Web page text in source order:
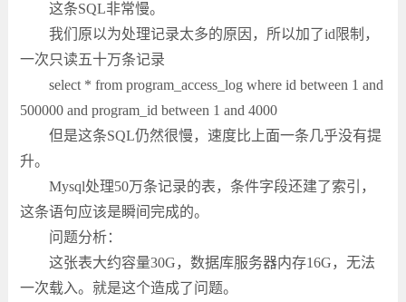
这条SQL非常慢。
我们原以为处理记录太多的原因，所以加了id限制，
一次只读五十万条记录
select * from program_access_log where id between 1 and
500000 and program_id between 1 and 4000
但是这条SQL仍然很慢，速度比上面一条几乎没有提
升。
Mysql处理50万条记录的表，条件字段还建了索引，
这条语句应该是瞬间完成的。
问题分析：
这张表大约容量30G，数据库服务器内存16G，无法
一次载入。就是这个造成了问题。